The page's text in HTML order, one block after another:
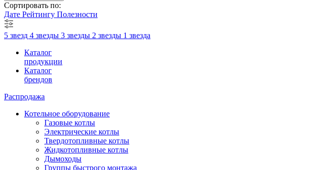
Сортировать по:
Дате Рейтингу Полезности
5 звезд 4 звезды 3 звезды 2 звезды 1 звезда
Каталог
продукции
Каталог
брендов
Распродажа
Котельное оборудование
Газовые котлы
Электрические котлы
Твердотопливные котлы
Жидкотопливные котлы
Дымоходы
Группы быстрого монтажа